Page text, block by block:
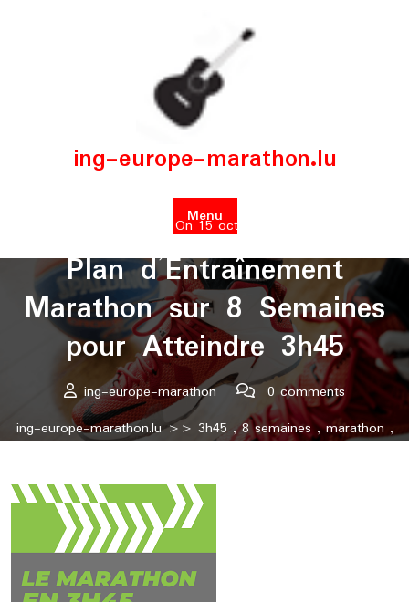
ing-europe-marathon.lu
Menu
Posted On 15 octobre 2025
Plan d’Entraînement
Marathon sur 8 Semaines
pour Atteindre 3h45
ing-europe-marathon
0 comments
ing-europe-marathon.lu>> 3h45 ,8 semaines,marathon,